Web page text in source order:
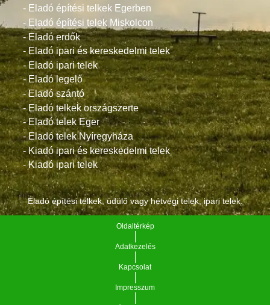
- Eladó építési telkek Egerben
- Eladó építési telek Miskolcon
- Eladó erdők
- Eladó ipari és kereskedelmi telek
- Eladó ipari telek
- Eladó legelő
- Eladó szántó
- Eladó telkek országszerte
- Eladó telek Eger
- Eladó telek Nyíregyháza
- Kiadó ipari és kereskedelmi telek
- Kiadó ipari telek
Eladó építési telkek, üdülő vagy hétvégi telek, ipari telek.
Oldaltérkép
Adatkezelés
Kapcsolat
Impresszum